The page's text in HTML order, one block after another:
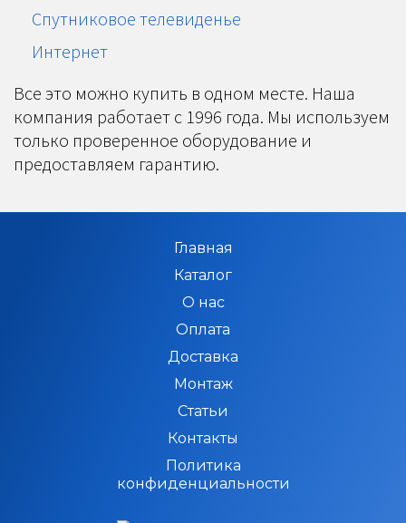
Спутниковое телевиденье
Интернет
Все это можно купить в одном месте. Наша
компания работает с 1996 года. Мы используем
только проверенное оборудование и
предоставляем гарантию.
Главная
Каталог
О нас
Оплата
Доставка
Монтаж
Статьи
Контакты
Политика
конфиденциальности